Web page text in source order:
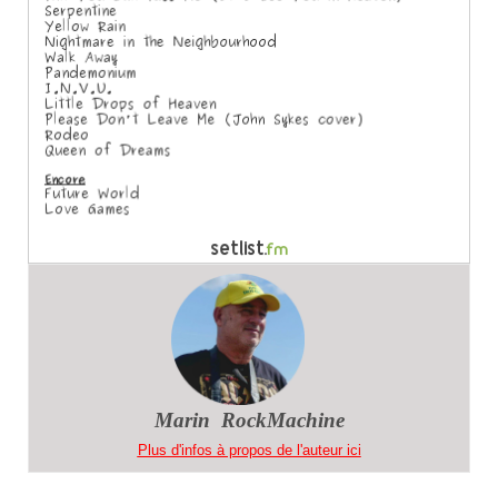
Marin RockMachine
Plus d'infos à propos de l'auteur ici